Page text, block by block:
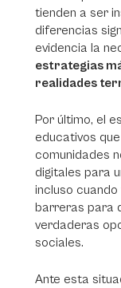
tienden a ser
diferencias
evidencia la
estrategias
realidades
Por último, el
educativos
comunidades
digitales para
incluso
barreras para
verdaderas
sociales.
Ante esta